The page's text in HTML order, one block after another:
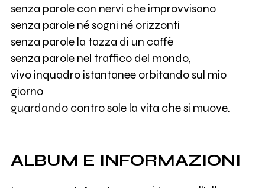
senza parole con nervi che improvvisano
senza parole né sogni né orizzonti
senza parole la tazza di un caffè
senza parole nel traffico del mondo,
vivo inquadro istantanee orbitando sul mio
giorno
guardando contro sole la vita che si muove.
ALBUM E INFORMAZIONI